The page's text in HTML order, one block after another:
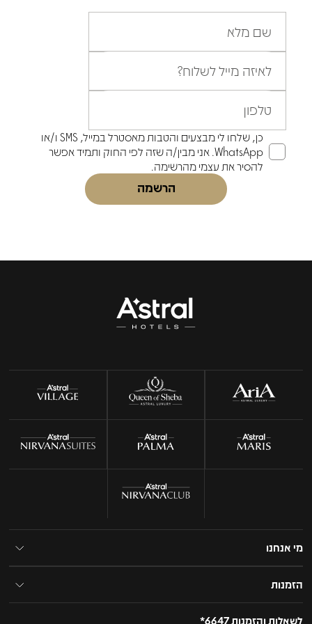
שם מלא
לאיזה מייל לשלוח?
טלפון
כן, שלחו לי מבצעים והטבות מאסטרל במייל, SMS ו/או
WhatsApp. אני מבין/ה שזה לפי החוק ותמיד אפשר
להסיר את עצמי מהרשימה.
הרשמה
מי אנחנו
הזמנות
לשאלות והזמנות 6647*